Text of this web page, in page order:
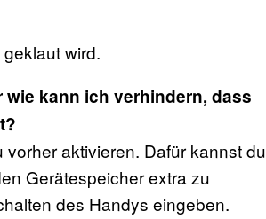
wird.
kann ich verhindern, dass
aktivieren. Dafür kannst du
Gerätespeicher extra zu
des Handys eingeben.